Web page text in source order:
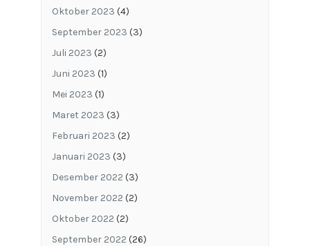
Oktober 2023 (4)
September 2023 (3)
Juli 2023 (2)
Juni 2023 (1)
Mei 2023 (1)
Maret 2023 (3)
Februari 2023 (2)
Januari 2023 (3)
Desember 2022 (3)
November 2022 (2)
Oktober 2022 (2)
September 2022 (26)